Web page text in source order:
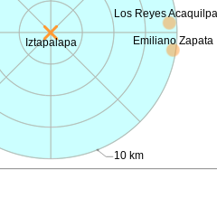
Iztapalapa
10 km
Los Reyes
Emiliano Zapata